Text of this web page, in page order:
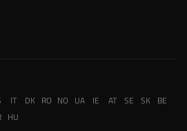
IT DK RO NO UA IE AT SE SK BE
HU